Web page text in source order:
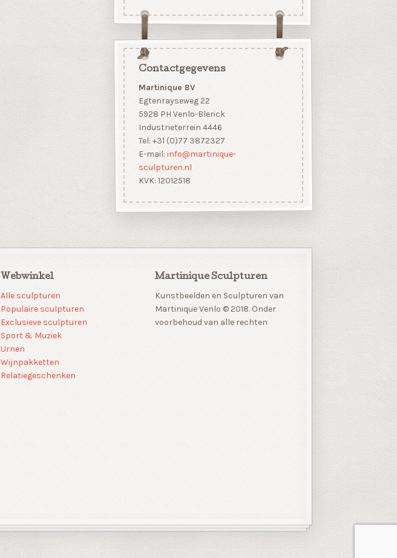
Contactgegevens
Martinique BV
Egtenrayseweg 22
5928 PH Venlo-Blerick
Industrieterrein 4446
Tel: +31 (0)77 3872327
E-mail: info@martinique-
sculpturen.nl
KVK: 12012518
Webwinkel
Alle sculpturen
Populaire sculpturen
Exclusieve sculpturen
Sport & Muziek
Urnen
Wijnpakketten
Relatiegeschenken
Martinique Sculpturen
Kunstbeelden en Sculpturen van
Martinique Venlo © 2018. Onder
voorbehoud van alle rechten